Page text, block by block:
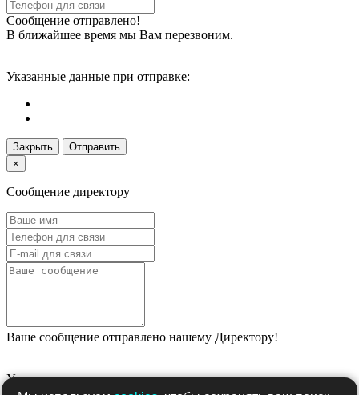
Сообщение отправлено!
В ближайшее время мы Вам перезвоним.
Указанные данные при отправке:
Закрыть
Отправить
×
Сообщение директору
Ваше сообщение отправлено нашему Директору!
Указанные данные при отправке: